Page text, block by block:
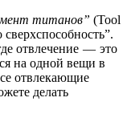
титанов” (Tool
отвлечение — это
на одной вещи в
отвлекающие
делать